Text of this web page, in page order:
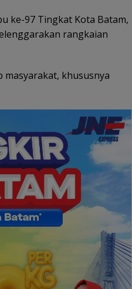
ke-97 Tingkat Kota Batam,
rangkaian
masyarakat, khususnya
dalam
RSBP Batam Perkuat
Sinergi dengan BPOM
demi Jamin
Keamanan dan Mutu
Obat